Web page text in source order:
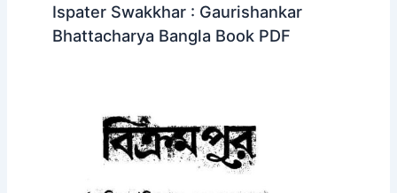
Ispater Swakkhar : Gaurishankar
Bhattacharya Bangla Book PDF